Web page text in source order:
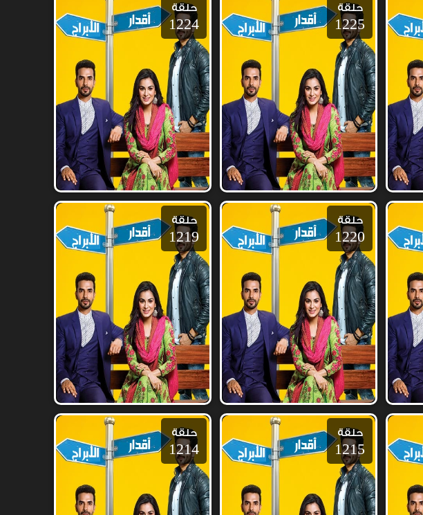
حلقة
1225
حلقة
1224
حلقة
1220
حلقة
1219
حلقة
1215
حلقة
1214